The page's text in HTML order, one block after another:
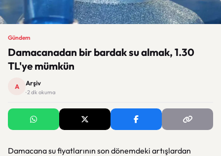
Gündem
Damacanadan bir bardak su almak, 1.30
TL'ye mümkün
A Arşiv
· 2 dk okuma
Damacana su fiyatlarının son dönemdeki artışlardan